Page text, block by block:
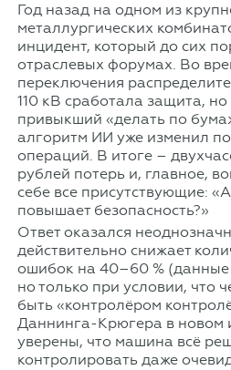
Год назад на одном из
металлургических
инцидент, который до сих
отраслевых форумах. Во
переключения
110 кВ сработала защита,
привыкший «делать по
алгоритм ИИ уже изменил
операций. В итоге –
рублей потерь и, главное,
себе все присутствующие:
повышает безопасность?»
Ответ оказался
действительно снижает
ошибок на 40–60 % (данные
но только при условии, что
быть «контролёром
Даннинга-Крюгера в новом
уверены, что машина всё
контролировать даже